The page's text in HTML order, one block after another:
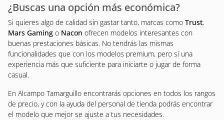
¿Buscas una opción más económica?
Si quieres algo de calidad sin gastar tanto, marcas como Trust,
Mars Gaming o Nacon ofrecen modelos interesantes con
buenas prestaciones básicas. No tendrás las mismas
funcionalidades que con los modelos premium, pero sí una
experiencia más que suficiente para iniciarte o jugar de forma
casual.
En Alcampo Tamarguillo encontrarás opciones en todos los rangos
de precio, y con la ayuda del personal de tienda podrás encontrar
el modelo que mejor se ajuste a tus necesidades.